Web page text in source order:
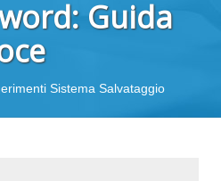
Guida
Guida
Sistema Salvataggio